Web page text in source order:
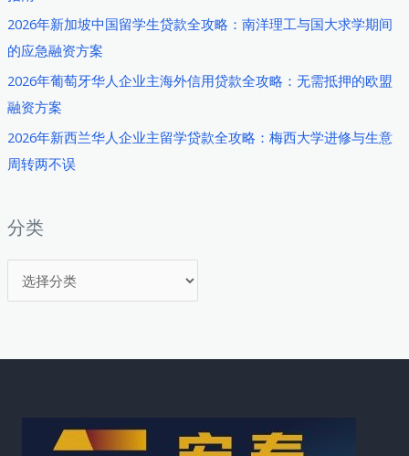
2026年新加坡中国留学生贷款全攻略：南洋理工与国大求学期间
的应急融资方案
2026年葡萄牙华人企业主海外信用贷款全攻略：无需抵押的欧盟
融资方案
2026年新西兰华人企业主留学贷款全攻略：梅西大学进修与生意
周转两不误
分类
类